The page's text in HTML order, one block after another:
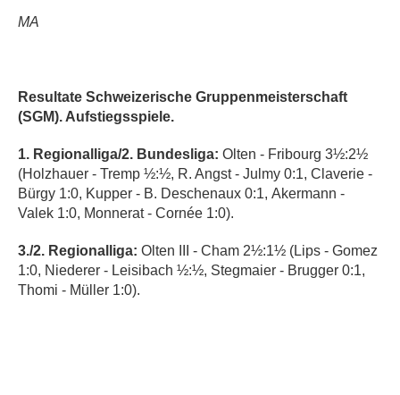
MA
Resultate Schweizerische Gruppenmeisterschaft
(SGM). Aufstiegsspiele.
1. Regionalliga/2. Bundesliga: Olten - Fribourg 3½:2½
(Holzhauer - Tremp ½:½, R. Angst - Julmy 0:1, Claverie -
Bürgy 1:0, Kupper - B. Deschenaux 0:1, Akermann -
Valek 1:0, Monnerat - Cornée 1:0).
3./2. Regionalliga: Olten III - Cham 2½:1½ (Lips - Gomez
1:0, Niederer - Leisibach ½:½, Stegmaier - Brugger 0:1,
Thomi - Müller 1:0).